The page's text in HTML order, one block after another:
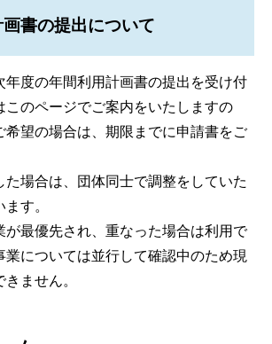
書の提出について
度の年間利用計画書の提出を受け付
このページでご案内をいたしますの
希望の場合は、期限までに申請書をご
場合は、団体同士で調整をしていた
す。
最優先され、重なった場合は利用で
業については並行して確認中のため現
ません。